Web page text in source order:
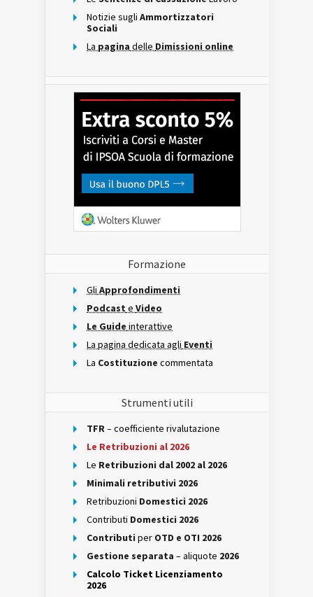
Notizie sugli Ammortizzatori
Sociali
La pagina delle Dimissioni online
Formazione
Gli Approfondimenti
Podcast e Video
Le Guide interattive
La pagina dedicata agli Eventi
La Costituzione commentata
Strumenti utili
TFR– coefficiente rivalutazione
Le Retribuzioni al 2026
Le Retribuzioni dal 2002 al 2026
Minimali retributivi 2026
Retribuzioni Domestici 2026
Contributi Domestici 2026
Contributi per OTD e OTI 2026
Gestione separata – aliquote 2026
Calcolo Ticket Licenziamento
2026